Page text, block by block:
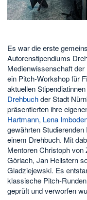
Es war die erste
Autorenstipendiums
Medienwissenschaft
ein Pitch-Workshop für
aktuellen
Drehbuchder Stadt
präsentierten ihre
Hartmann, Lena
gewährten
einem Drehbuch. Mit
Mentoren Christoph
Görlach, Jan Hellstern
Gladziejewski. Es
klassische Pitch-
geprüft und verworfen